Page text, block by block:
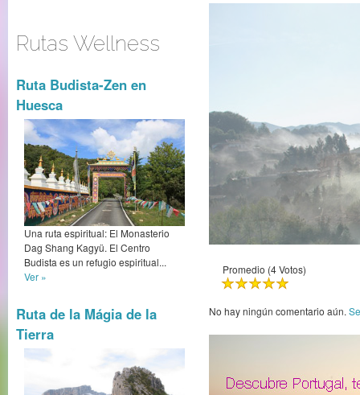
Rutas Wellness
Ruta Budista-Zen en
Huesca
Una ruta espiritual: El Monasterio
Dag Shang Kagyü. El Centro
Budista es un refugio espiritual...
Ver »
Ruta de la Mágia de la
Tierra
Promedio (4 Votos)
No hay ningún comentario aún.